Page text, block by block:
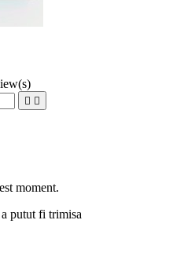
 
moment.
putut fi trimisa